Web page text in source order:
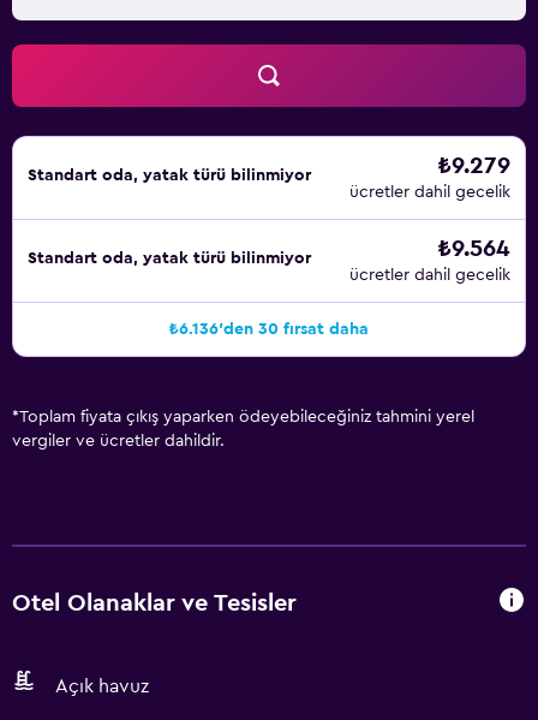
Standart oda, yatak türü bilinmiyor ₺9.279
ücretler dahil gecelik
Standart oda, yatak türü bilinmiyor ₺9.564
ücretler dahil gecelik
₺6.136'den 30 fırsat daha
*Toplam fiyata çıkış yaparken ödeyebileceğiniz tahmini yerel
vergiler ve ücretler dahildir.
Otel Olanaklar ve Tesisler
Açık havuz